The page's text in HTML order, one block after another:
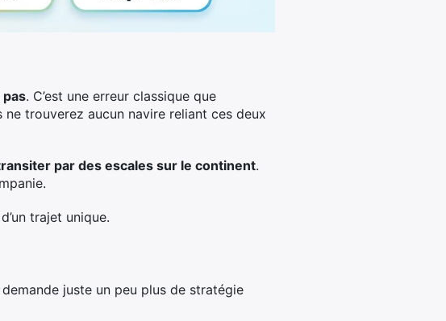
. C’est une erreur classique que
trouverez aucun navire reliant ces deux
par des escales sur le continent.
trajet unique.
juste un peu plus de stratégie